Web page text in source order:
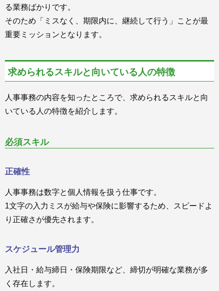
る業務ばかりです。
そのため「ミスなく、期限内に、継続して行う」ことが最
重要ミッションとなります。
求められるスキルと向いている人の特徴
人事事務の内容を知ったところで、求められるスキルと向
いている人の特徴を紹介します。
必須スキル
正確性
人事事務は数字と個人情報を扱う仕事です。
1文字の入力ミスが給与や保険に影響するため、スピードよ
り正確さが優先されます。
スケジュール管理力
入社日・給与締日・保険期限など、締切が明確な業務が多
く存在します。